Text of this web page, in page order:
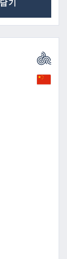
기
거나 버튼